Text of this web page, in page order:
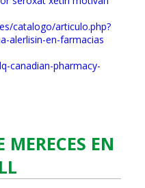
catalogo/articulo.php?
alerlisin-en-farmacias
canadian-pharmacy-
EN